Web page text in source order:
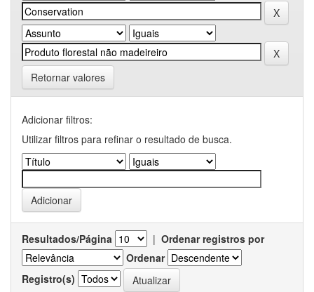
Retornar valores
Adicionar filtros:
Utilizar filtros para refinar o resultado de busca.
Resultados/Página | Ordenar registros por
Ordenar
Registro(s)